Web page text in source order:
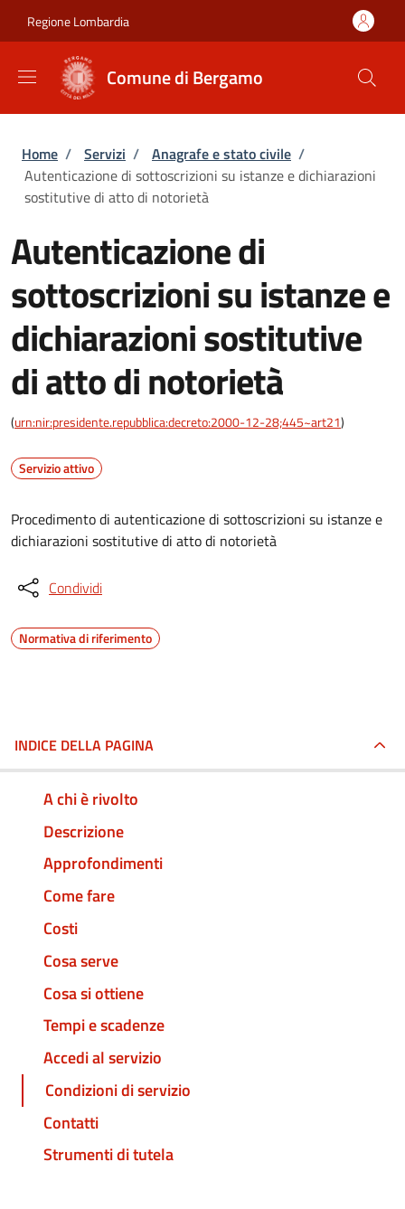
Regione Lombardia
Comune di Bergamo
Briciole di pane
Home / Servizi / Anagrafe e stato civile /
Autenticazione di sottoscrizioni su istanze e dichiarazioni
sostitutive di atto di notorietà
Autenticazione di
sottoscrizioni su istanze e
dichiarazioni sostitutive
di atto di notorietà
(urn:nir:presidente.repubblica:decreto:2000-12-28;445~art21)
Servizio attivo
Procedimento di autenticazione di sottoscrizioni su istanze e
dichiarazioni sostitutive di atto di notorietà
Condividi
Normativa di riferimento
INDICE DELLA PAGINA
A chi è rivolto
Descrizione
Approfondimenti
Come fare
Costi
Cosa serve
Cosa si ottiene
Tempi e scadenze
Accedi al servizio
Condizioni di servizio
Contatti
Strumenti di tutela